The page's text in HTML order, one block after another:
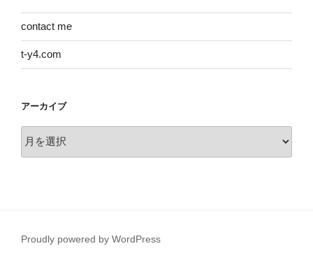
contact me
t-y4.com
アーカイブ
ー
Proudly powered by WordPress